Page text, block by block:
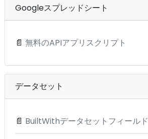
Googleスプレッドシート
📄 無料のAPIアプリスクリプト
データセット
📄 BuiltWithデータセットフィールド